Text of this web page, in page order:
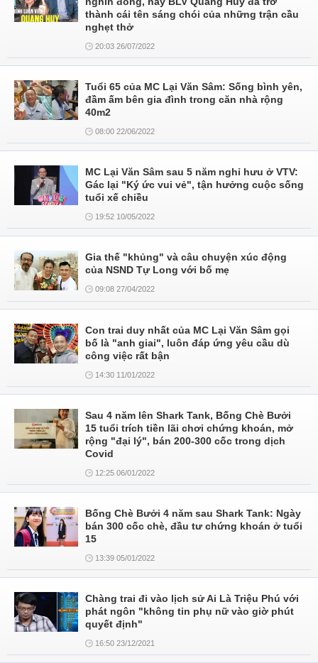
thành cái tên sáng chói của những trận cầu
nghẹt thở
20:03 26/07/2022
Tuổi 65 của MC Lại Văn Sâm: Sống bình yên,
đầm ấm bên gia đình trong căn nhà rộng
40m2
08:00 22/06/2022
MC Lại Văn Sâm sau 5 năm nghỉ hưu ở VTV:
Gác lại "Ký ức vui vẻ", tận hưởng cuộc sống
tuổi xế chiều
19:52 10/05/2022
Gia thế "khủng" và câu chuyện xúc động
của NSND Tự Long với bố mẹ
09:08 27/04/2022
Con trai duy nhất của MC Lại Văn Sâm gọi
bố là "anh giai", luôn đáp ứng yêu cầu dù
công việc rất bận
14:30 11/01/2022
Sau 4 năm lên Shark Tank, Bống Chè Bưởi
15 tuổi trích tiền lãi chơi chứng khoán, mở
rộng "đại lý", bán 200-300 cốc trong dịch
Covid
12:25 06/01/2022
Bống Chè Bưởi 4 năm sau Shark Tank: Ngày
bán 300 cốc chè, đầu tư chứng khoán ở tuổi
15
13:39 05/01/2022
Chàng trai đi vào lịch sử Ai Là Triệu Phú với
phát ngôn "không tin phụ nữ vào giờ phút
quyết định"
16:50 23/12/2021